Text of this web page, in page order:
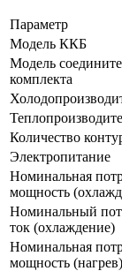
Параметр
Модель ККБ
Модель
комплекта
Количество
Электропитание
Номинальная
мощность
Номинальный
ток (охлаждение)
Номинальная
мощность (нагрев)